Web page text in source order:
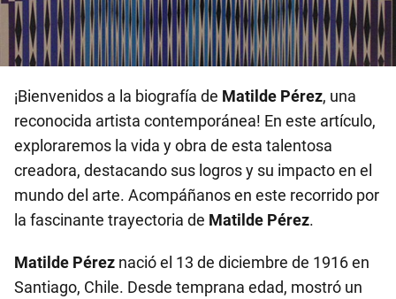
¡Bienvenidos a la biografía de Matilde Pérez, una
reconocida artista contemporánea! En este artículo,
exploraremos la vida y obra de esta talentosa
creadora, destacando sus logros y su impacto en el
mundo del arte. Acompáñanos en este recorrido por
la fascinante trayectoria de Matilde Pérez.
Matilde Pérez nació el 13 de diciembre de 1916 en
Santiago, Chile. Desde temprana edad, mostró un